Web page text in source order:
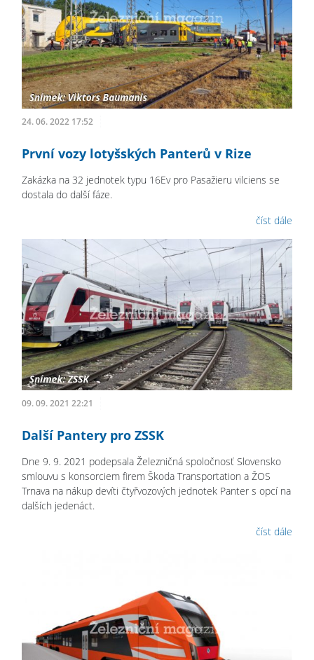
24. 06. 2022 17:52
První vozy lotyšských Panterů v Rize
Zakázka na 32 jednotek typu 16Ev pro Pasažieru vilciens se
dostala do další fáze.
číst dále
09. 09. 2021 22:21
Další Pantery pro ZSSK
Dne 9. 9. 2021 podepsala Železničná spoločnosť Slovensko
smlouvu s konsorciem firem Škoda Transportation a ŽOS
Trnava na nákup devíti čtyřvozových jednotek Panter s opcí na
dalších jedenáct.
číst dále